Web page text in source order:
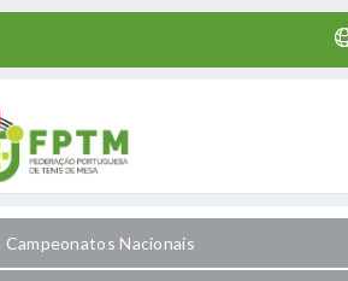
Campeonatos Nacionais